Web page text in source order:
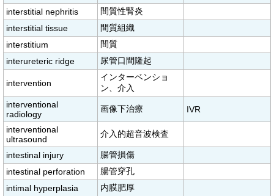
interstitial nephritis
間質性腎炎
interstitial tissue
間質組織
interstitium
間質
interureteric ridge
尿管口間隆起
intervention
インターベンショ
ン、介入
interventional
radiology
画像下治療 IVR
interventional
ultrasound
介入的超音波検査
intestinal injury
腸管損傷
intestinal perforation
腸管穿孔
intimal hyperplasia
内膜肥厚